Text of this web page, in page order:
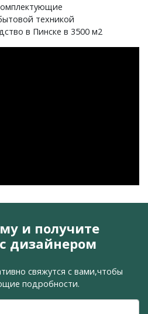
техникой
в Пинске в 3500 м2
и получите
с дизайнером
свяжутся с вами,чтобы
подробности.